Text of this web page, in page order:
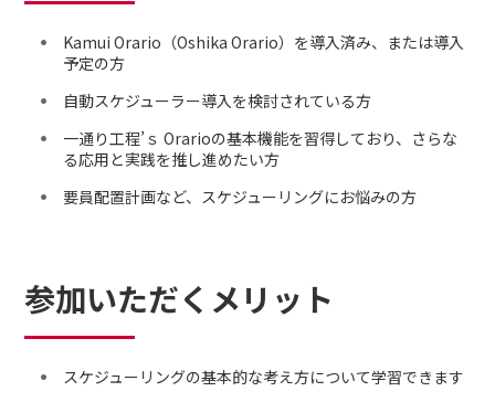
Kamui Orario（Oshika Orario）を導入済み、または導入
予定の方
自動スケジューラー導入を検討されている方
一通り工程’ｓ Orarioの基本機能を習得しており、さらな
る応用と実践を推し進めたい方
要員配置計画など、スケジューリングにお悩みの方
参加いただくメリット
スケジューリングの基本的な考え方について学習できます